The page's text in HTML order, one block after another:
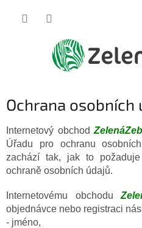
Ochrana osobních
Internetový obchod
Úřadu pro ochranu
zachází tak, jak to
ochraně osobních údajů.
Internetovému obchodu
objednávce nebo registraci
- jméno,